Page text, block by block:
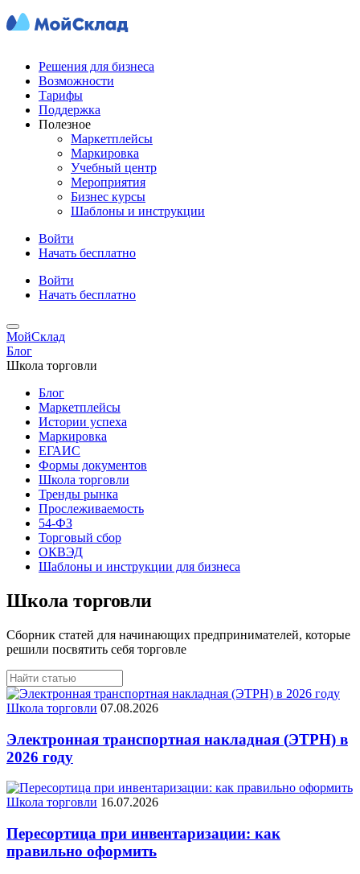
Решения для бизнеса
Возможности
Тарифы
Поддержка
Полезное
Маркетплейсы
Маркировка
Учебный центр
Мероприятия
Бизнес курсы
Шаблоны и инструкции
Войти
Начать бесплатно
Войти
Начать бесплатно
МойСклад
Блог
Школа торговли
Блог
Маркетплейсы
Истории успеха
Маркировка
ЕГАИС
Формы документов
Школа торговли
Тренды рынка
Прослеживаемость
54-ФЗ
Торговый сбор
ОКВЭД
Шаблоны и инструкции для бизнеса
Школа торговли
Сборник статей для начинающих предпринимателей, которые
решили посвятить себя торговле
Школа торговли 07.08.2026
Электронная транспортная накладная (ЭТРН) в
2026 году
Школа торговли 16.07.2026
Пересортица при инвентаризации: как
правильно оформить